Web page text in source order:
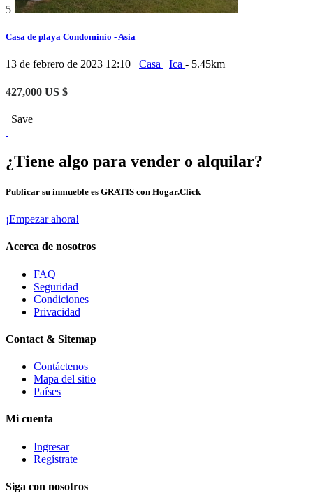
5
Casa de playa Condominio - Asia
13 de febrero de 2023 12:10 Casa Ica - 5.45km
427,000 US $
Save
¿Tiene algo para vender o alquilar?
Publicar su inmueble es GRATIS con Hogar.Click
¡Empezar ahora!
Acerca de nosotros
FAQ
Seguridad
Condiciones
Privacidad
Contact & Sitemap
Contáctenos
Mapa del sitio
Países
Mi cuenta
Ingresar
Regístrate
Siga con nosotros